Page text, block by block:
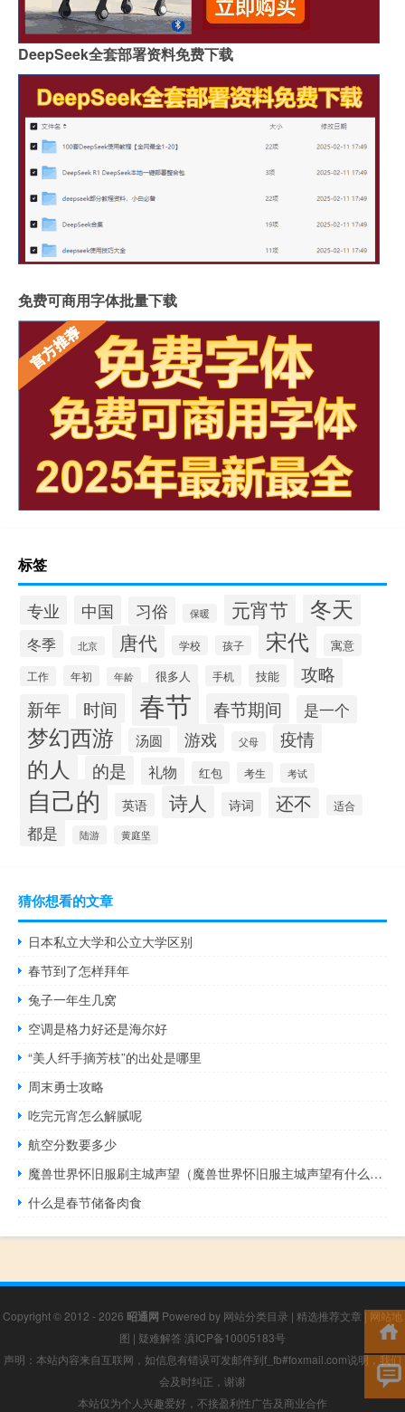
DeepSeek全套部署资料免费下载
免费可商用字体批量下载
标签
专业 中国 习俗 保暖 元宵节 冬天
冬季 北京 唐代 学校 孩子 宋代 寓意
工作 年初 年龄 很多人 手机 技能 攻略
新年 时间 春节 春节期间 是一个
梦幻西游 汤圆 游戏 父母 疫情
的人 的是 礼物 红包 考生 考试
自己的 英语 诗人 诗词 还不 适合
都是 陆游 黄庭坚
猜你想看的文章
日本私立大学和公立大学区别
春节到了怎样拜年
兔子一年生几窝
空调是格力好还是海尔好
“美人纤手摘芳枝”的出处是哪里
周末勇士攻略
吃完元宵怎么解腻呢
航空分数要多少
魔兽世界怀旧服刷主城声望（魔兽世界怀旧服主城声望有什么用）
什么是春节储备肉食
Copyright © 2012 - 2026 昭通网 Powered by 网站分类目录 | 精选推荐文章 | 网站地
图 | 疑难解答 滇ICP备10005183号
声明：本站内容来自互联网，如信息有错误可发邮件到f_fb#foxmail.com说明，我们
会及时纠正，谢谢
本站仅为个人兴趣爱好，不接盈利性广告及商业合作